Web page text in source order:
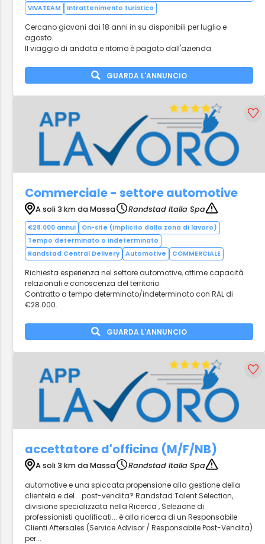
VIVATEAM
Intrattenimento turistico
Cercano giovani dai 18 anni in su disponibili per luglio e
agosto.
Il viaggio di andata e ritorno è pagato dall'azienda.
GUARDA L'ANNUNCIO
Commerciale - settore automotive
A soli 3 km da Massa Randstad Italia Spa
€28.000 annui
On-site (implicito dalla zona di lavoro)
Tempo determinato o indeterminato
Randstad Central Delivery
Automotive COMMERCIALE
Richiesta esperienza nel settore automotive, ottime capacità
relazionali e conoscenza del territorio.
Contratto a tempo determinato/indeterminato con RAL di
€28.000.
GUARDA L'ANNUNCIO
accettatore d'officina (M/F/NB)
A soli 3 km da Massa
Randstad Italia Spa
automotive e una spiccata propensione alla gestione della
clientela e del... post-vendita? Randstad Talent Selection,
divisione specializzata nella Ricerca , Selezione di
professionisti qualificati... è alla ricerca di un Responsabile
Clienti Aftersales (Service Advisor / Responsabile Post-Vendita)
per...